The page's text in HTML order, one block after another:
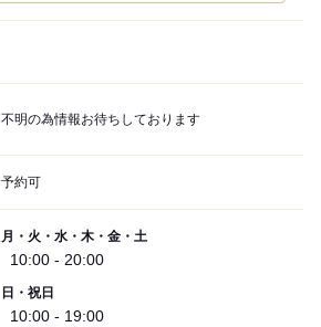
不明の為情報お待ちしております
予約可
月・火・水・木・金・土
10:00 - 20:00
日・祝日
10:00 - 19:00